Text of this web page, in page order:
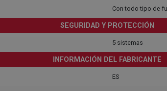
Con todo tipo de
SEGURIDAD Y PROTECCIÓN
5 sistemas
INFORMACIÓN DEL FABRICANTE
ES